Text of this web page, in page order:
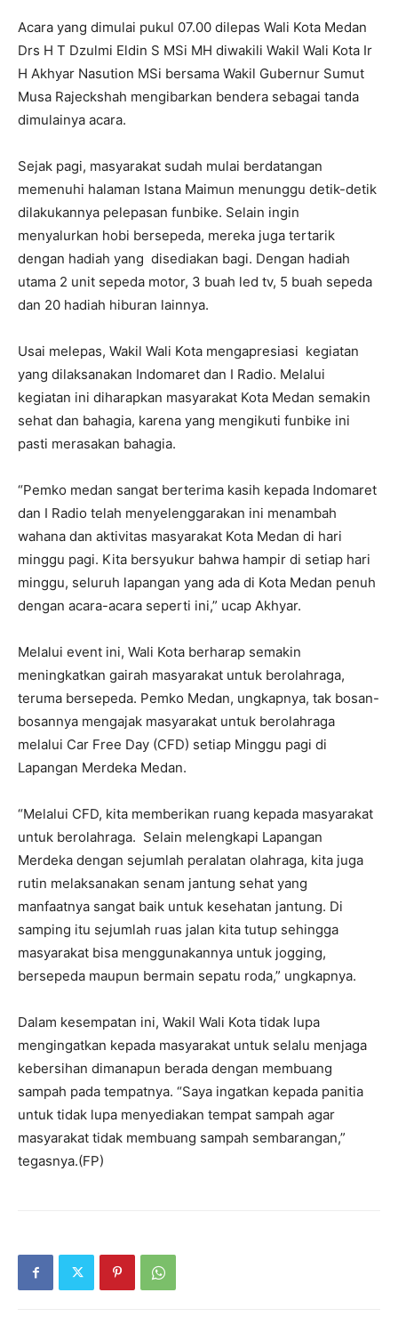
Acara yang dimulai pukul 07.00 dilepas Wali Kota Medan
Drs H T Dzulmi Eldin S MSi MH diwakili Wakil Wali Kota Ir
H Akhyar Nasution MSi bersama Wakil Gubernur Sumut
Musa Rajeckshah mengibarkan bendera sebagai tanda
dimulainya acara.
Sejak pagi, masyarakat sudah mulai berdatangan
memenuhi halaman Istana Maimun menunggu detik-detik
dilakukannya pelepasan funbike. Selain ingin
menyalurkan hobi bersepeda, mereka juga tertarik
dengan hadiah yang disediakan bagi. Dengan hadiah
utama 2 unit sepeda motor, 3 buah led tv, 5 buah sepeda
dan 20 hadiah hiburan lainnya.
Usai melepas, Wakil Wali Kota mengapresiasi kegiatan
yang dilaksanakan Indomaret dan I Radio. Melalui
kegiatan ini diharapkan masyarakat Kota Medan semakin
sehat dan bahagia, karena yang mengikuti funbike ini
pasti merasakan bahagia.
“Pemko medan sangat berterima kasih kepada Indomaret
dan I Radio telah menyelenggarakan ini menambah
wahana dan aktivitas masyarakat Kota Medan di hari
minggu pagi. Kita bersyukur bahwa hampir di setiap hari
minggu, seluruh lapangan yang ada di Kota Medan penuh
dengan acara-acara seperti ini,” ucap Akhyar.
Melalui event ini, Wali Kota berharap semakin
meningkatkan gairah masyarakat untuk berolahraga,
teruma bersepeda. Pemko Medan, ungkapnya, tak bosan-
bosannya mengajak masyarakat untuk berolahraga
melalui Car Free Day (CFD) setiap Minggu pagi di
Lapangan Merdeka Medan.
“Melalui CFD, kita memberikan ruang kepada masyarakat
untuk berolahraga. Selain melengkapi Lapangan
Merdeka dengan sejumlah peralatan olahraga, kita juga
rutin melaksanakan senam jantung sehat yang
manfaatnya sangat baik untuk kesehatan jantung. Di
samping itu sejumlah ruas jalan kita tutup sehingga
masyarakat bisa menggunakannya untuk jogging,
bersepeda maupun bermain sepatu roda,” ungkapnya.
Dalam kesempatan ini, Wakil Wali Kota tidak lupa
mengingatkan kepada masyarakat untuk selalu menjaga
kebersihan dimanapun berada dengan membuang
sampah pada tempatnya. “Saya ingatkan kepada panitia
untuk tidak lupa menyediakan tempat sampah agar
masyarakat tidak membuang sampah sembarangan,”
tegasnya.(FP)